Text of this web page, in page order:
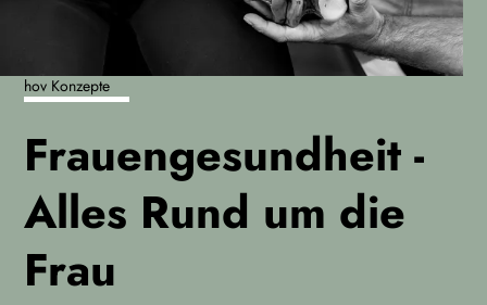
hov Konzepte
Frauen­gesundheit -
Alles Rund um die
Frau